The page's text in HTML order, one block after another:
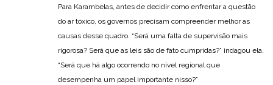
Para Karambelas, antes de decidir como enfrentar a questão
do ar tóxico, os governos precisam compreender melhor as
causas desse quadro. “Será uma falta de supervisão mais
rigorosa? Será que as leis são de fato cumpridas?” indagou ela.
“Será que há algo ocorrendo no nível regional que
desempenha um papel importante nisso?”